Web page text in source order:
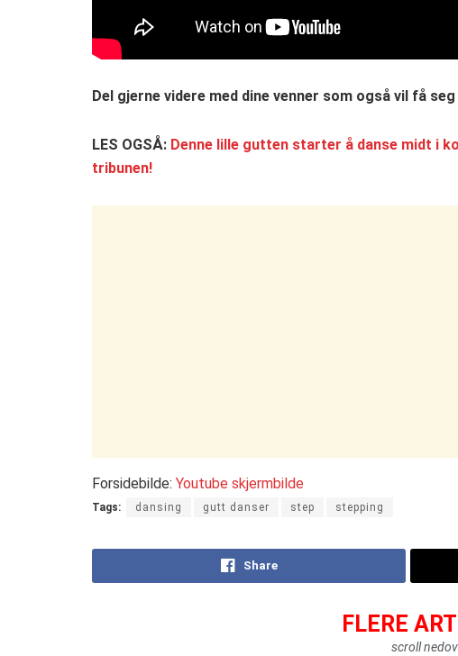
Del gjerne videre med dine venner som også vil få
LES OGSÅ: Denne lille gutten starter å danse midt i
tribunen!
Forsidebilde: Youtube skjermbilde
Tags: dansing gutt danser step stepping
Share
FLERE
scroll